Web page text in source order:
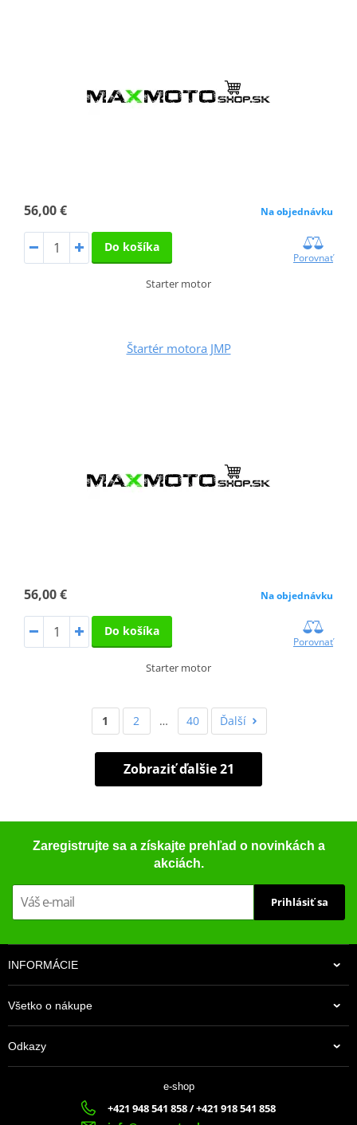
56,00 € Na objednávku
Do košíka
Porovnať
Starter motor
Štartér motora JMP
56,00 € Na objednávku
Do košíka
Porovnať
Starter motor
1 2 … 40 Ďalší
Zobraziť ďalšie 21
Zaregistrujte sa a získajte prehľad o novinkách a
akciách.
Prihlásiť sa
INFORMÁCIE
Všetko o nákupe
Odkazy
e-shop
+421 948 541 858 / +421 918 541 858